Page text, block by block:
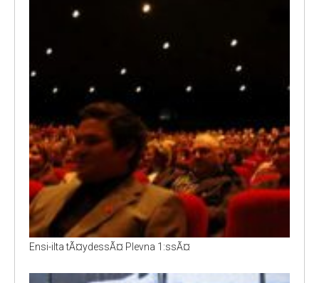
Ensi-ilta tÃ¤ydessÃ¤ Plevna 1:ssÃ¤